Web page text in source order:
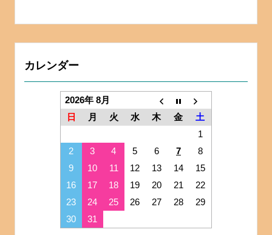
カレンダー
2026年 8月
日
月 火 水 木 金
土
1
2
3 4 5 6 7
8
9
10 11 12 13 14
15
16
17 18 19 20 21
22
23
24 25 26 27 28
29
30
31